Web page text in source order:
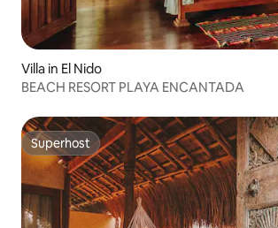
Villa in El Nido
BEACH RESORT PLAYA ENCANTADA
Superhost
Superhost